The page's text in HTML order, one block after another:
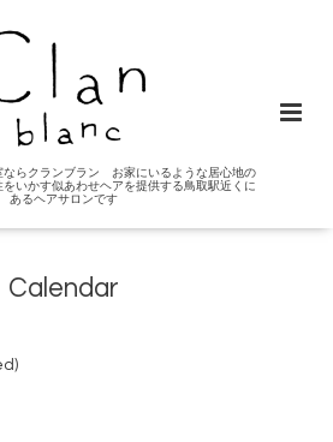
ならクランブラン お家にいるような居心地の
いかす似あわせヘアを提供する鳥取駅近くに
あるヘアサロンです
Calendar